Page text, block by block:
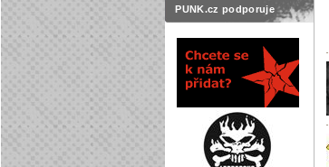
PUNK.cz podporuje